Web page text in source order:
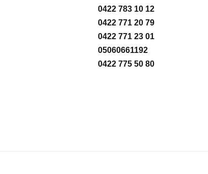
0422 783 10 12
0422 771 20 79
0422 771 23 01
05060661192
0422 775 50 80